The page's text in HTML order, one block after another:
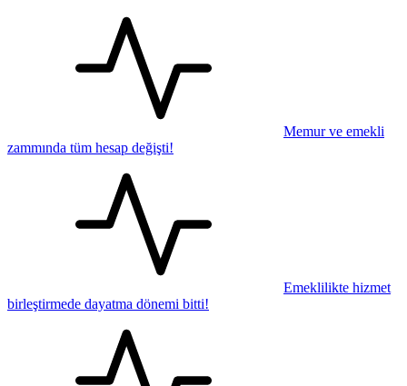
Memur ve emekli
zammında tüm hesap değişti!
Emeklilikte hizmet
birleştirmede dayatma dönemi bitti!